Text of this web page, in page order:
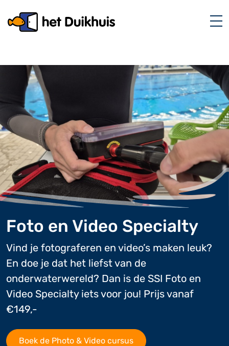
Foto en Video Specialty
Vind je fotograferen en video’s maken leuk?
En doe je dat het liefst van de
onderwaterwereld? Dan is de SSI Foto en
Video Specialty iets voor jou! Prijs vanaf
€149,-
Boek de Photo & Video cursus